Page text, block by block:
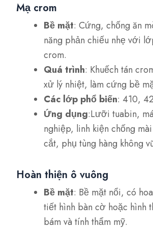
Mạ crom
Bề mặt: Cứng, chống ăn
năng phản chiếu nhẹ với
crom.
Quá trình: Khuếch tán
xử lý nhiệt, làm cứng bề
Các lớp phổ biến: 410,
Ứng dụng:Lưỡi tuabin,
nghiệp, linh kiện chống
cắt, phụ tùng hàng không
Hoàn thiện ô vuông
Bề mặt: Bề mặt nổi, có
tiết hình bàn cờ hoặc hình
bám và tính thẩm mỹ.